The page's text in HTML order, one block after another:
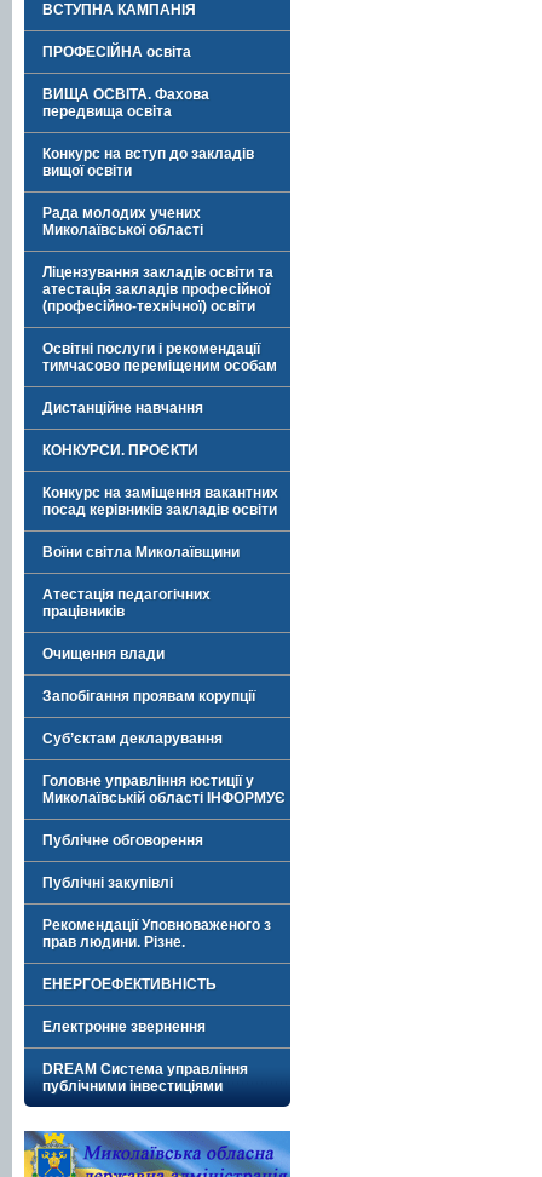
ВСТУПНА КАМПАНІЯ
ПРОФЕСІЙНА освіта
ВИЩА ОСВІТА. Фахова
передвища освіта
Конкурс на вступ до закладів
вищої освіти
Рада молодих учених
Миколаївської області
Ліцензування закладів освіти та
атестація закладів професійної
(професійно-технічної) освіти
Освітні послуги і рекомендації
тимчасово переміщеним особам
Дистанційне навчання
КОНКУРСИ. ПРОЄКТИ
Конкурс на заміщення вакантних
посад керівників закладів освіти
Воїни світла Миколаївщини
Атестація педагогічних
працівників
Очищення влади
Запобігання проявам корупції
Суб’єктам декларування
Головне управління юстиції у
Миколаївській області ІНФОРМУЄ
Публічне обговорення
Публічні закупівлі
Рекомендації Уповноваженого з
прав людини. Різне.
ЕНЕРГОЕФЕКТИВНІСТЬ
Електронне звернення
DREAM Система управління
публічними інвестиціями